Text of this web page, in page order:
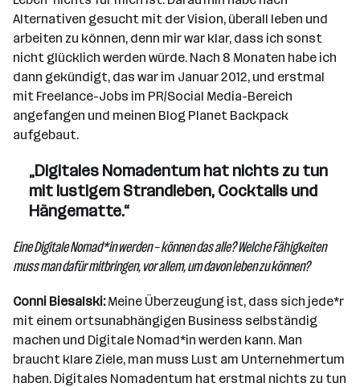
Alternativen gesucht mit der Vision, überall leben und
arbeiten zu können, denn mir war klar, dass ich sonst
nicht glücklich werden würde. Nach 8 Monaten habe ich
dann gekündigt, das war im Januar 2012, und erstmal
mit Freelance-Jobs im PR/Social Media-Bereich
angefangen und meinen Blog Planet Backpack
aufgebaut.
„Digitales Nomadentum hat nichts zu tun
mit lustigem Strandleben, Cocktails und
Hängematte.“
Eine Digitale Nomad*in werden – können das alle? Welche Fähigkeiten
muss man dafür mitbringen, vor allem, um davon leben zu können?
Conni Biesalski:Meine Überzeugung ist, dass sich jede*r
mit einem ortsunabhängigen Business selbständig
machen und Digitale Nomad*in werden kann. Man
braucht klare Ziele, man muss Lust am Unternehmertum
haben. Digitales Nomadentum hat erstmal nichts zu tun